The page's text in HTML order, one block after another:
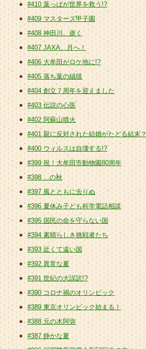
#410 葉っぱが世界を救う!?
#409 マスターズ甲子園
#408 神田川、逝く
#407 JAXA、月へ！
#406 大牟田がロケ地に!?
#405 落ち葉の絨毯
#404 創立７周年を迎えました
#403 伝説の心医
#402 阿蘇山噴火
#401 親に反対された結婚がたどる結末？
#400 ウィルスは自壊する!?
#399 祝！大牟田市動物園80周年
#398 ...の秋
#397 風とともに去りぬ
#396 夏休み子ども科学電話相談
#395 国民の命を守らない国
#394 素晴らしき挑戦者たち
#393 近くて遠い国
#392 異常な夏
#391 世紀の大誤訳!?
#390 コロナ禍のオリンピック
#389 東京オリンピック始まる！
#388 元の木阿弥
#387 静かな夏